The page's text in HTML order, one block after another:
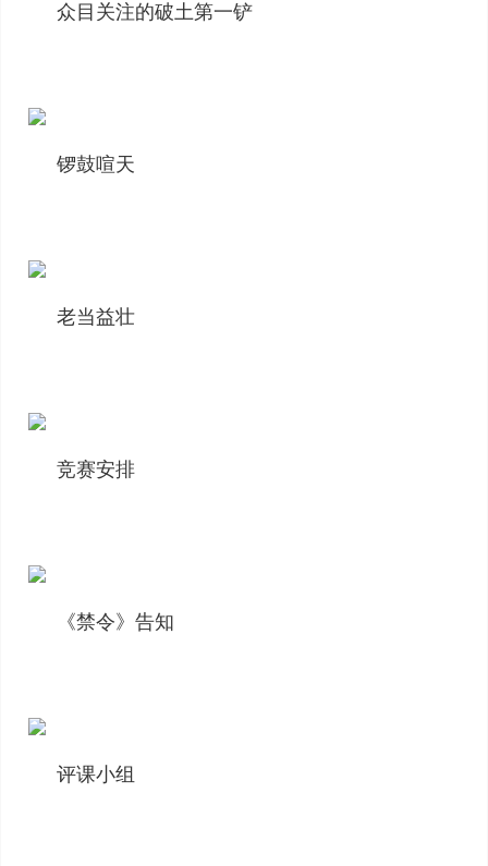
众目关注的破土第一铲
锣鼓喧天
老当益壮
竞赛安排
《禁令》告知
评课小组